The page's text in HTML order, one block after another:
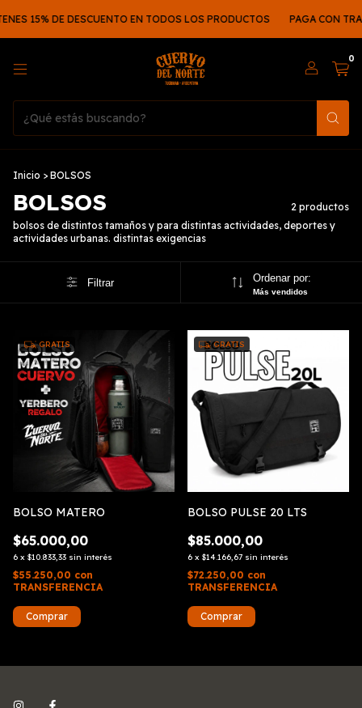
15% DE DESCUENTO EN TODOS LOS PRODUCTOS PAGA CON
0
Inicio > BOLSOS
BOLSOS
2 productos
bolsos de distintos tamaños y para distintas actividades, deportes y
actividades urbanas. distintas exigencias
Filtrar Ordenar por:
Más vendidos
GRATIS
BOLSO MATERO
$65.000,00
6 x $10.833,33 sin interés
$55.250,00 con
TRANSFERENCIA
Comprar
GRATIS
BOLSO PULSE 20 LTS
$85.000,00
6 x $14.166,67 sin interés
$72.250,00 con
TRANSFERENCIA